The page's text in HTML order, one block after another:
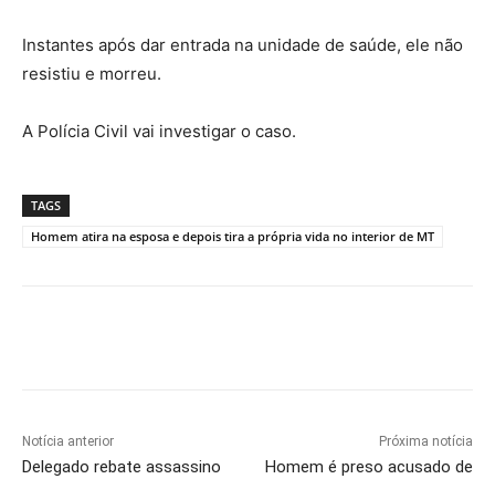
Instantes após dar entrada na unidade de saúde, ele não
resistiu e morreu.
A Polícia Civil vai investigar o caso.
TAGS
Homem atira na esposa e depois tira a própria vida no interior de MT
Notícia anterior
Delegado rebate assassino
Próxima notícia
Homem é preso acusado de